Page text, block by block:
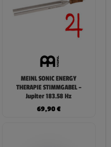
MEINL SONIC ENERGY
THERAPIE STIMMGABEL –
Jupiter 183.58 Hz
69,90€